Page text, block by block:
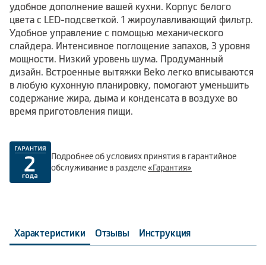
удобное дополнение вашей кухни. Корпус белого
цвета с LED-подсветкой. 1 жироулавливающий фильтр.
Удобное управление с помощью механического
слайдера. Интенсивное поглощение запахов, 3 уровня
мощности. Низкий уровень шума. Продуманный
дизайн. Встроенные вытяжки Beko легко вписываются
в любую кухонную планировку, помогают уменьшить
содержание жира, дыма и конденсата в воздухе во
время приготовления пищи.
Подробнее об условиях принятия в гарантийное
обслуживание в разделе«Гарантия»
Характеристики Отзывы Инструкция